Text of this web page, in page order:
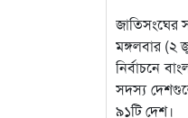
জাতিসংঘের
মঙ্গলবার (২
নির্বাচনে
সদস্য
৯১টি দেশ।